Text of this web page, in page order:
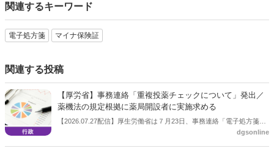
関連するキーワード
電子処方箋 マイナ保険証
関連する投稿
【厚労省】事務連絡「重複投薬チェックについて」発出／
薬機法の規定根拠に薬局開設者に実施求める
【2026.07.27配信】厚生労働省は７月23日、事務連絡「電子処方箋管
理サービスにおける重複投薬等チェックについて」を発出した。薬機
dgsonline